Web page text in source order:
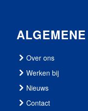
Over ons
Werken bij
Nieuws
Contact